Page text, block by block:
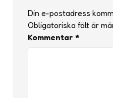
Din e-postadress
Obligatoriska fält är
Kommentar *